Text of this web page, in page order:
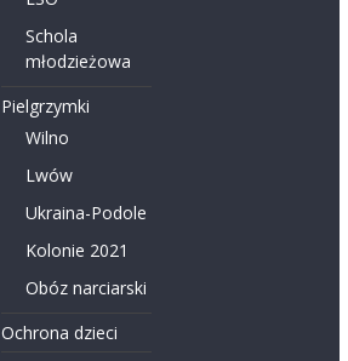
Schola
młodzieżowa
Pielgrzymki
Wilno
Lwów
Ukraina-Podole
Kolonie 2021
Obóz narciarski
Ochrona dzieci